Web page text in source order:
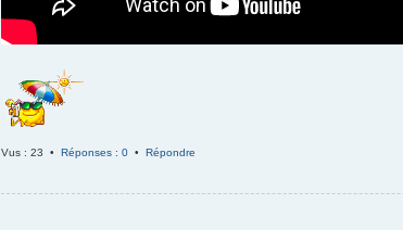
Vus : 23 • Réponses : 0 • Répondre